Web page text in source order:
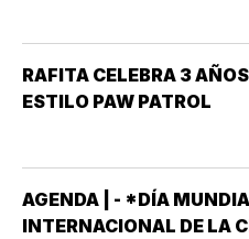
RAFITA CELEBRA 3
ESTILO PAW PATROL
AGENDA | - *DÍA
INTERNACIONAL DE LA